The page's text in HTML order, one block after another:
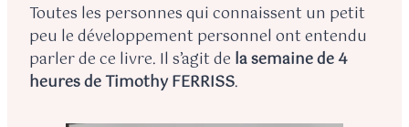
Toutes les personnes qui connaissent un petit
peu le développement personnel ont entendu
parler de ce livre. Il s’agit de la semaine de 4
heures de Timothy FERRISS.